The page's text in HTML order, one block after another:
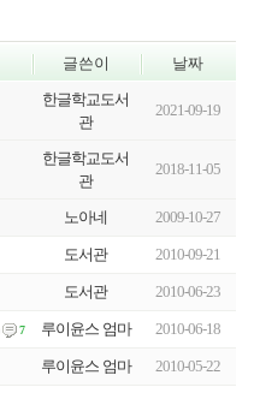
글쓴이 날짜
한글학교도서
관
2021-09-19
한글학교도서
관
2018-11-05
노아네 2009-10-27
도서관 2010-09-21
도서관 2010-06-23
7 루이윤스 엄마 2010-06-18
루이윤스 엄마 2010-05-22